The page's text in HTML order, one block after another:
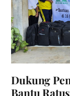
Dukung
Bantu